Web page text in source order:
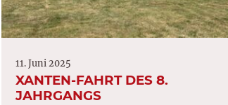
11. Juni 2025
XANTEN-FAHRT DES 8.
JAHRGANGS